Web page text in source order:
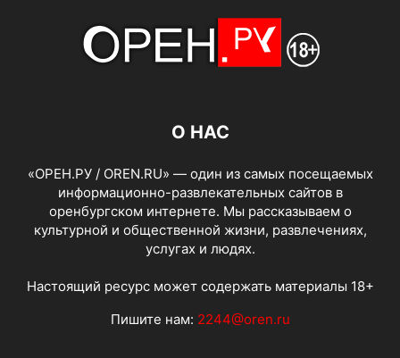
О НАС
«ОРЕН.РУ / OREN.RU» — один из самых посещаемых
информационно-развлекательных сайтов в
оренбургском интернете. Мы рассказываем о
культурной и общественной жизни, развлечениях,
услугах и людях.
Настоящий ресурс может содержать материалы 18+
Пишите нам: 2244@oren.ru